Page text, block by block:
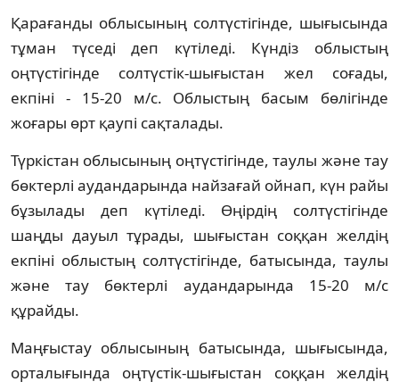
Қарағанды облысының солтүстігінде, шығысында
тұман түседі деп күтіледі. Күндіз облыстың
оңтүстігінде солтүстік-шығыстан жел соғады,
екпіні - 15-20 м/с. Облыстың басым бөлігінде
жоғары өрт қаупі сақталады.
Түркістан облысының оңтүстігінде, таулы және тау
бөктерлі аудандарында найзағай ойнап, күн райы
бұзылады деп күтіледі. Өңірдің солтүстігінде
шаңды дауыл тұрады, шығыстан соққан желдің
екпіні облыстың солтүстігінде, батысында, таулы
және тау бөктерлі аудандарында 15-20 м/с
құрайды.
Маңғыстау облысының батысында, шығысында,
орталығында оңтүстік-шығыстан соққан желдің